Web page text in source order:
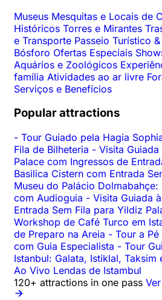
Museus Mesquitas e Locais de
Históricos Torres e Mirantes
e Transporte Passeio Turístico
Bósforo Ofertas Especiais
Aquários e Zoológicos
família Atividades ao ar livre
Serviços e Benefícios
Popular attractions
- Tour Guiado pela Hagia
Fila de Bilheteria - Visita
Palace com Ingressos de
Basilica Cistern com Entrada
Museu do Palácio Dolmabahçe:
com Audioguia - Visita Guiada
Entrada Sem Fila para Yildiz
Workshop de Café Turco em
de Preparo na Areia - Tour a
com Guia Especialista - Tour
Istanbul: Galata, Istiklal, Taksim
Ao Vivo Lendas de Istambul
120+ attractions in one pass